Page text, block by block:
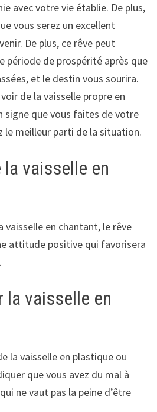
avec votre vie établie. De plus,
vous serez un excellent
De plus, ce rêve peut
période de prospérité après que
et le destin vous sourira.
de la vaisselle propre en
signe que vous faites de votre
le meilleur parti de la situation.
la vaisselle en
vaisselle en chantant, le rêve
attitude positive qui favorisera
la vaisselle en
la vaisselle en plastique ou
que vous avez du mal à
ne vaut pas la peine d’être